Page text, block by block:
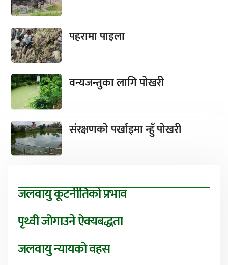
पहरामा पाइला
वन्यजन्तुका लागि पोखरी
संरक्षणको पर्खाइमा न्हुँ पोखरी
जलवायु कूटनीतिको प्रभाव
पृथ्वी जोगाउने ऐक्यबद्धता
जलवायु न्यायको वहस